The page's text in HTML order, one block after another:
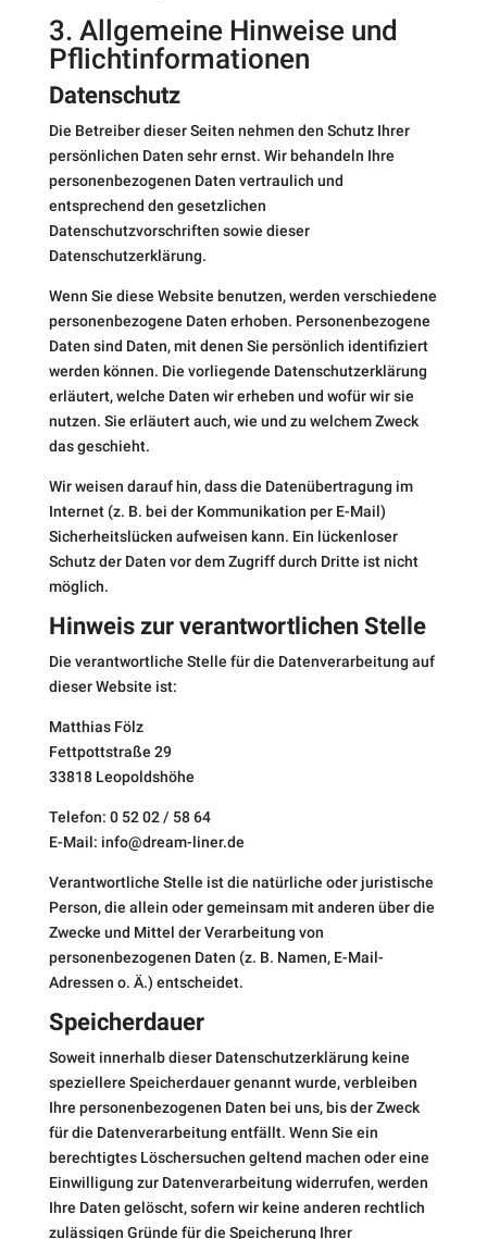
3. Allgemeine Hinweise und
Pflicht­informationen
Datenschutz
Die Betreiber dieser Seiten nehmen den Schutz Ihrer
persönlichen Daten sehr ernst. Wir behandeln Ihre
personenbezogenen Daten vertraulich und
entsprechend den gesetzlichen
Datenschutzvorschriften sowie dieser
Datenschutzerklärung.
Wenn Sie diese Website benutzen, werden verschiedene
personenbezogene Daten erhoben. Personenbezogene
Daten sind Daten, mit denen Sie persönlich identifiziert
werden können. Die vorliegende Datenschutzerklärung
erläutert, welche Daten wir erheben und wofür wir sie
nutzen. Sie erläutert auch, wie und zu welchem Zweck
das geschieht.
Wir weisen darauf hin, dass die Datenübertragung im
Internet (z. B. bei der Kommunikation per E-Mail)
Sicherheitslücken aufweisen kann. Ein lückenloser
Schutz der Daten vor dem Zugriff durch Dritte ist nicht
möglich.
Hinweis zur verantwortlichen Stelle
Die verantwortliche Stelle für die Datenverarbeitung auf
dieser Website ist:
Matthias Fölz
Fettpottstraße 29
33818 Leopoldshöhe
Telefon: 0 52 02 / 58 64
E-Mail: info@dream-liner.de
Verantwortliche Stelle ist die natürliche oder juristische
Person, die allein oder gemeinsam mit anderen über die
Zwecke und Mittel der Verarbeitung von
personenbezogenen Daten (z. B. Namen, E-Mail-
Adressen o. Ä.) entscheidet.
Speicherdauer
Soweit innerhalb dieser Datenschutzerklärung keine
speziellere Speicherdauer genannt wurde, verbleiben
Ihre personenbezogenen Daten bei uns, bis der Zweck
für die Datenverarbeitung entfällt. Wenn Sie ein
berechtigtes Löschersuchen geltend machen oder eine
Einwilligung zur Datenverarbeitung widerrufen, werden
Ihre Daten gelöscht, sofern wir keine anderen rechtlich
zulässigen Gründe für die Speicherung Ihrer